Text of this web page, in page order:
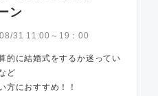
ン
31 11:00～19：00
的に結婚式をするか迷ってい
ど
方におすすめ！！